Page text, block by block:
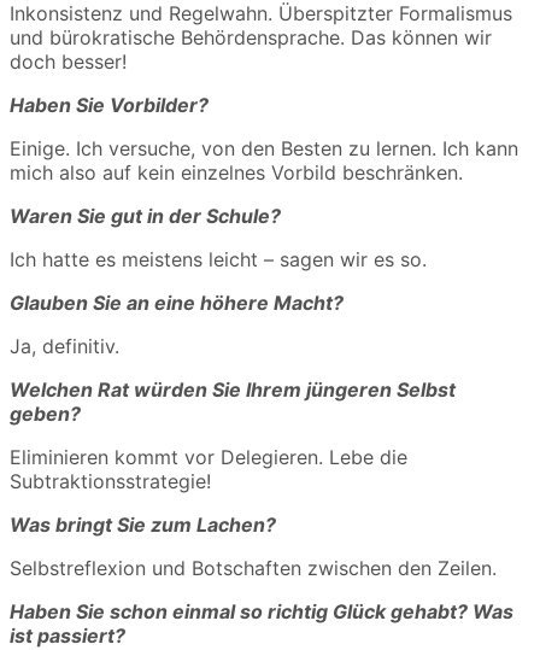
Inkonsistenz und Regelwahn. Überspitzter Formalismus
und bürokratische Behördensprache. Das können wir
doch besser!
Haben Sie Vorbilder?
Einige. Ich versuche, von den Besten zu lernen. Ich kann
mich also auf kein einzelnes Vorbild beschränken.
Waren Sie gut in der Schule?
Ich hatte es meistens leicht – sagen wir es so.
Glauben Sie an eine höhere Macht?
Ja, definitiv.
Welchen Rat würden Sie Ihrem jüngeren Selbst
geben?
Eliminieren kommt vor Delegieren. Lebe die
Subtraktionsstrategie!
Was bringt Sie zum Lachen?
Selbstreflexion und Botschaften zwischen den Zeilen.
Haben Sie schon einmal so richtig Glück gehabt? Was
ist passiert?